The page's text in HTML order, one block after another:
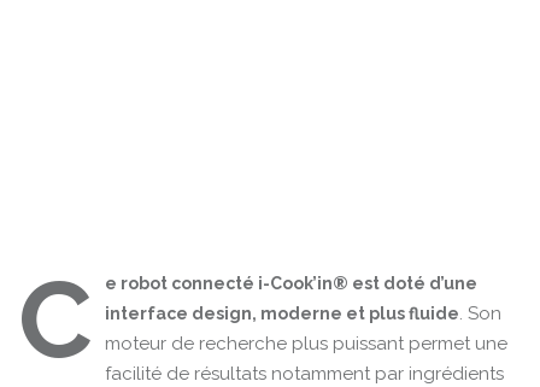
C
e robot connecté i-Cook’in® est doté d’une
interface design, moderne et plus fluide. Son
moteur de recherche plus puissant permet une
facilité de résultats notamment par ingrédients